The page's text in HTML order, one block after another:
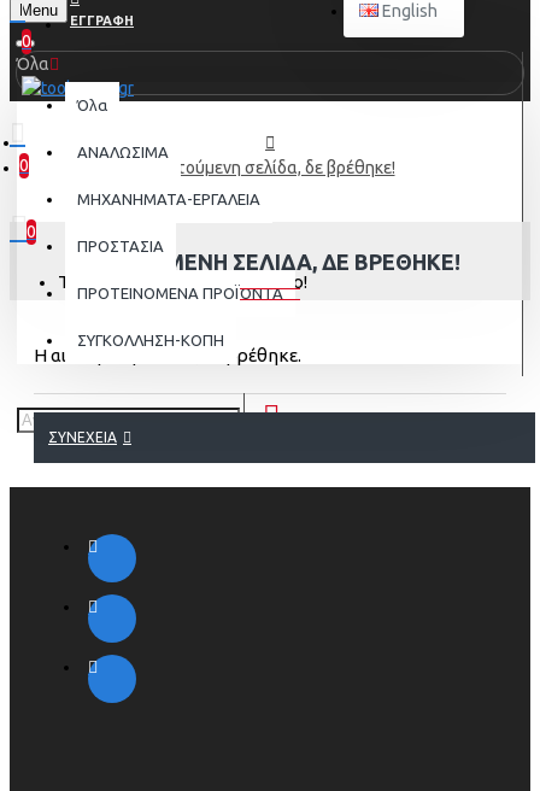
ΕΓΓΡΑΦΗ English
Menu
0
0
0 προϊόν(τα) - 0,00€
0
Το καλάθι αγορών είναι άδειο!
Όλα
Όλα
ΑΝΑΛΩΣΙΜΑ
ΜΗΧΑΝΗΜΑΤΑ-ΕΡΓΑΛΕΙΑ
ΠΡΟΣΤΑΣΙΑ
ΠΡΟΤΕΙΝΟΜΕΝΑ ΠΡΟΪΟΝΤΑ
ΣΥΓΚΟΛΛΗΣΗ-ΚΟΠΗ
Η αιτούμενη σελίδα, δε βρέθηκε!
Η ΑΙΤΟΎΜΕΝΗ ΣΕΛΊΔΑ, ΔΕ ΒΡΈΘΗΚΕ!
Η αιτούμενη σελίδα, δε βρέθηκε.
ΣΥΝΈΧΕΙΑ